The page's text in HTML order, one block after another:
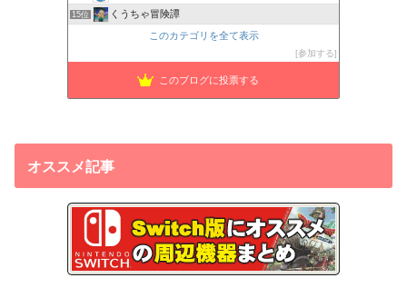
15位 くうちゃ冒険譚
このカテゴリを全て表示
参加する
このブログに投票する
オススメ記事